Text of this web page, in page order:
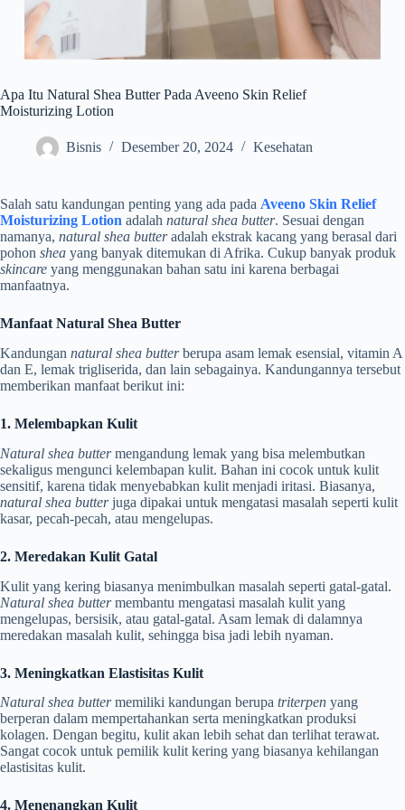
Apa Itu Natural Shea Butter Pada Aveeno Skin Relief
Moisturizing Lotion
Bisnis Desember 20, 2024 Kesehatan
Salah satu kandungan penting yang ada pada Aveeno Skin Relief
Moisturizing Lotion adalah natural shea butter. Sesuai dengan
namanya, natural shea butteradalah ekstrak kacang yang berasal dari
pohon shea yang banyak ditemukan di Afrika. Cukup banyak produk
skincare yang menggunakan bahan satu ini karena berbagai
manfaatnya.
Manfaat Natural Shea Butter
Kandungan natural shea butterberupa asam lemak esensial, vitamin A
dan E, lemak trigliserida, dan lain sebagainya. Kandungannya tersebut
memberikan manfaat berikut ini:
1. Melembapkan Kulit
Natural shea buttermengandung lemak yang bisa melembutkan
sekaligus mengunci kelembapan kulit. Bahan ini cocok untuk kulit
sensitif, karena tidak menyebabkan kulit menjadi iritasi. Biasanya,
natural shea butterjuga dipakai untuk mengatasi masalah seperti kulit
kasar, pecah-pecah, atau mengelupas.
2. Meredakan Kulit Gatal
Kulit yang kering biasanya menimbulkan masalah seperti gatal-gatal.
Natural shea buttermembantu mengatasi masalah kulit yang
mengelupas, bersisik, atau gatal-gatal. Asam lemak di dalamnya
meredakan masalah kulit, sehingga bisa jadi lebih nyaman.
3. Meningkatkan Elastisitas Kulit
Natural shea buttermemiliki kandungan berupa triterpen yang
berperan dalam mempertahankan serta meningkatkan produksi
kolagen. Dengan begitu, kulit akan lebih sehat dan terlihat terawat.
Sangat cocok untuk pemilik kulit kering yang biasanya kehilangan
elastisitas kulit.
4. Menenangkan Kulit